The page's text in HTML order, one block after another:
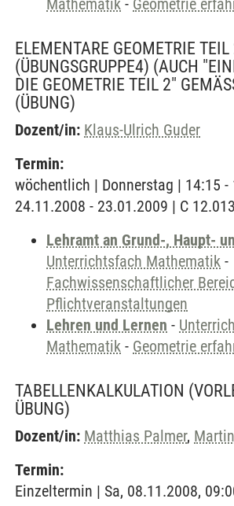
Mathematik - Geometrie
ELEMENTARE GEOMETRIE TEIL
(ÜBUNGSGRUPPE4) (AUCH
DIE GEOMETRIE TEIL 2"
(ÜBUNG)
Dozent/in: Klaus-Ulrich Guder
Termin:
wöchentlich | Donnerstag | 14:15 -
24.11.2008 - 23.01.2009 | C
Lehramt an Grund-, Haupt-
Unterrichtsfach Mathematik -
Fachwissenschaftlicher
Pflichtveranstaltungen
Lehren und Lernen -
Mathematik - Geometrie
TABELLENKALKULATION
ÜBUNG)
Dozent/in: Matthias Palmer,
Termin:
Einzeltermin | Sa, 08.11.2008,